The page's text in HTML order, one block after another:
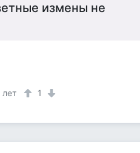
измены не
лет 1